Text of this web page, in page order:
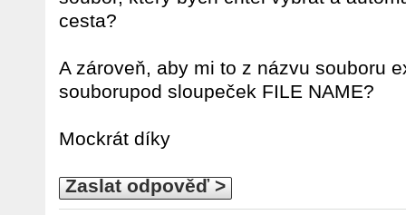
cesta?
A zároveň, aby mi to z názvu souboru
souborupod sloupeček FILE NAME?
Mockrát díky
Zaslat odpověď >